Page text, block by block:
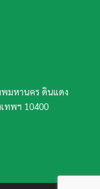
พมหานคร ดินแดง
ทพฯ​ 10400​